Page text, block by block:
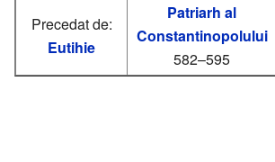
Precedat de:
Eutihie
Patriarh al
Constantinopolului
582–595